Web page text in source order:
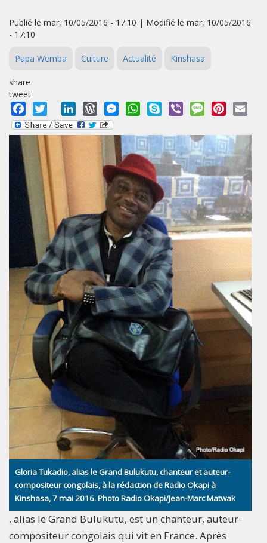
Publié le mar, 10/05/2016 - 17:10 | Modifié le mar, 10/05/2016
- 17:10
Papa Wemba Culture Actualité Kinshasa
share
tweet
Facebook
Twitter LinkedInWordPressMessengerWhatsApp
Skype Viber MessagePinterest
Gloria Tukadio, alias le Grand Bulukutu, chanteur et auteur-
compositeur congolais, à la rédaction de Radio Okapi à
Kinshasa, 7 mai 2016. Photo Radio Okapi/Jean-Marc Matwak
, alias le Grand Bulukutu, est un chanteur, auteur-
compositeur congolais qui vit en France. Après